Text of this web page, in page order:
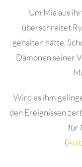
Um Mia aus
überschreitet
gehalten hätte.
Dämonen seiner
Wird es ihm
den Ereignissen
für
(